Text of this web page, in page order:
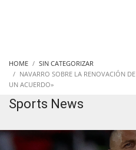
HOME
SIN CATEGORIZAR
NAVARRO SOBRE LA RENOVACIÓN
UN ACUERDO»
Sports News